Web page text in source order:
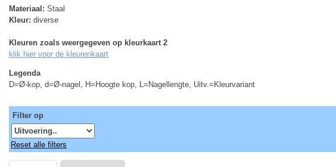
Materiaal: Staal
Kleur: diverse
Kleuren zoals weergegeven op kleurkaart 2
klik hier voor de kleurenkaart
Legenda
D=Ø-kop, d=Ø-nagel, H=Hoogte kop, L=Nagellengte, Uitv.=Kleurvariant
Filter op
Reset alle filters